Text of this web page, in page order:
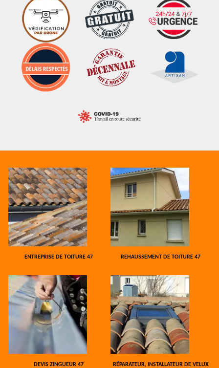
ENTREPRISE DE TOITURE 47 REHAUSSEMENT DE TOITURE 47
DEVIS ZINGUEUR 47
RÉPARATEUR, INSTALLATEUR DE VELUX